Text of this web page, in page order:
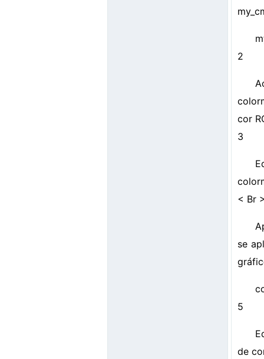
2
cor
3
< Br
se
5
de